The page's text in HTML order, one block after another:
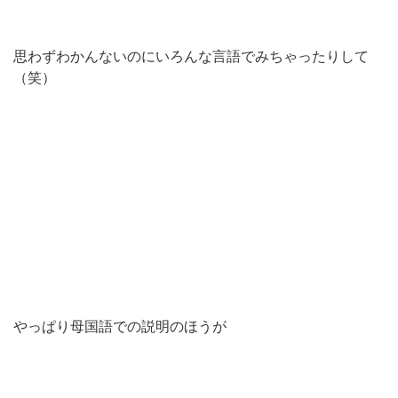
思わずわかんないのにいろんな言語でみちゃったりして
（笑）
やっぱり母国語での説明のほうが